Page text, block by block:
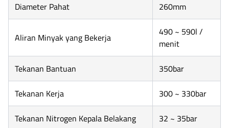
Diameter Pahat 260mm
Aliran Minyak yang Bekerja
490 ~ 590l /
menit
Tekanan Bantuan 350bar
Tekanan Kerja 300 ~ 330bar
Tekanan Nitrogen Kepala Belakang 32 ~ 35bar